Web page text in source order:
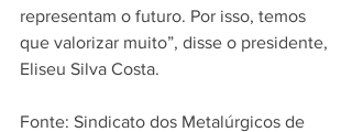
representam o futuro. Por isso, temos
que valorizar muito”, disse o presidente,
Eliseu Silva Costa.
Fonte: Sindicato dos Metalúrgicos de